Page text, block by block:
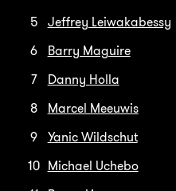
5
Jeffrey Leiwakabessy
6
Barry Maguire
7
Danny Holla
8
Marcel Meeuwis
9
Yanic Wildschut
10 Michael Uchebo